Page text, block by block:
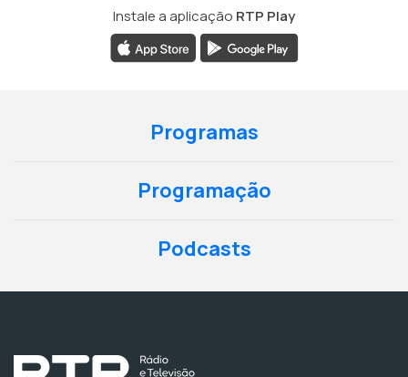
Instale a aplicação RTP Play
Programas
Programação
Podcasts